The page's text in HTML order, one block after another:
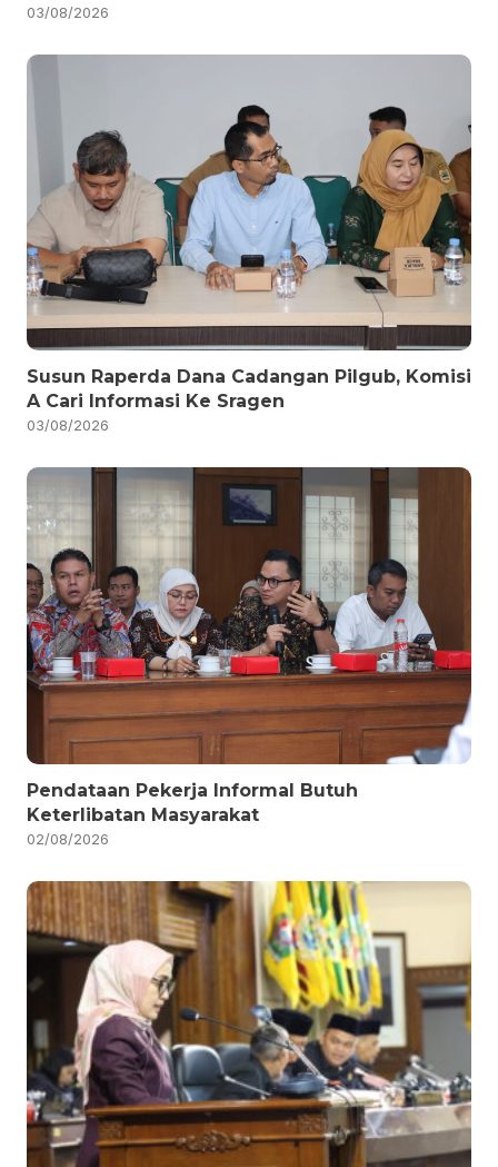
03/08/2026
Susun Raperda Dana Cadangan Pilgub, Komisi
A Cari Informasi Ke Sragen
03/08/2026
Pendataan Pekerja Informal Butuh
Keterlibatan Masyarakat
02/08/2026